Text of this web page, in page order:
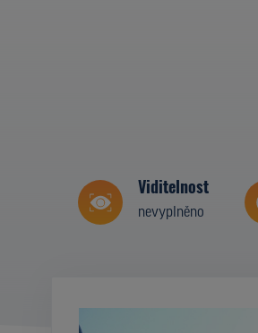
Viditelnost
nevyplněno